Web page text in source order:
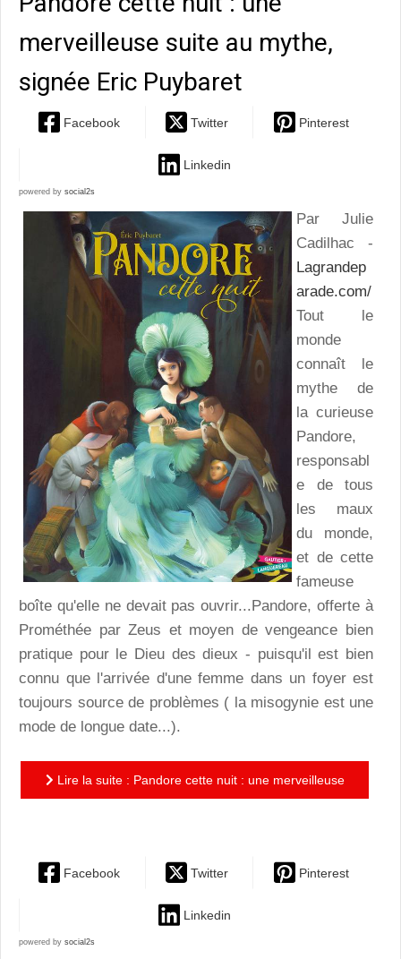
merveilleuse suite au mythe,
signée Eric Puybaret
Facebook Twitter Pinterest
Linkedin
powered by social2s
Par Julie
Cadilhac -
Lagrandep
arade.com/
Tout le
monde
connaît le
mythe de
la curieuse
Pandore,
responsabl
e de tous
les maux
du monde,
et de cette
fameuse
boîte qu'elle ne devait pas ouvrir...Pandore, offerte à
Prométhée par Zeus et moyen de vengeance bien
pratique pour le Dieu des dieux - puisqu'il est bien
connu que l'arrivée d'une femme dans un foyer est
toujours source de problèmes ( la misogynie est une
mode de longue date...).
Lire la suite : Pandore cette nuit : une merveilleuse
Facebook Twitter Pinterest
Linkedin
powered by social2s